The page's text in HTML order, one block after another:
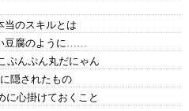
当のスキルとは
豆腐のように……
ぷんぷん丸だにゃん
隠されたもの
に心掛けておくこと